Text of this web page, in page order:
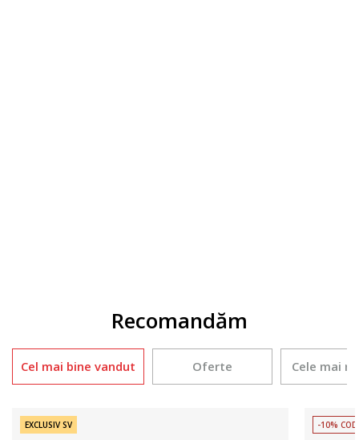
Recomandăm
Cel mai bine vandut Oferte Cele mai
EXCLUSIV SV -10%